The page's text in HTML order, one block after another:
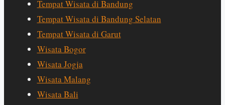
Tempat Wisata di Bandung
Tempat Wisata di Bandung Selatan
Tempat Wisata di Garut
Wisata Bogor
Wisata Jogja
Wisata Malang
Wisata Bali